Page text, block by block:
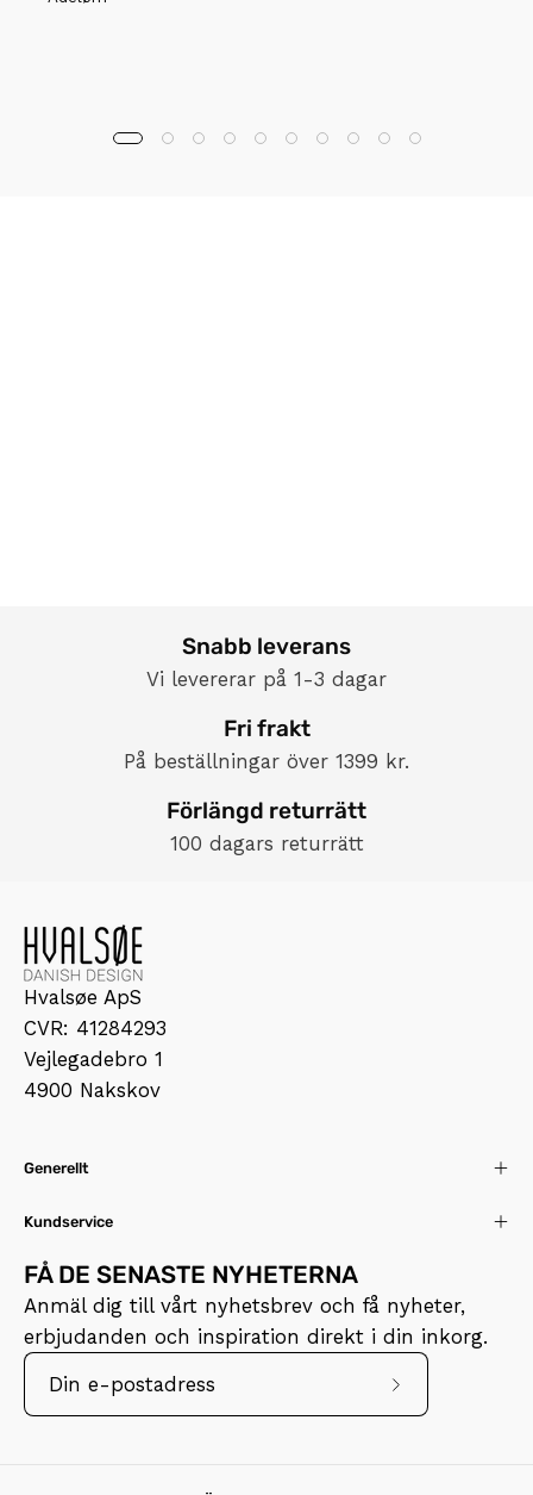
Snabb leverans
Vi levererar på 1-3 dagar
Fri frakt
På beställningar över 1399 kr.
Förlängd returrätt
100 dagars returrätt
Hvalsøe ApS
CVR: 41284293
Vejlegadebro 1
4900 Nakskov
Generellt
Kundservice
FÅ DE SENASTE NYHETERNA
Anmäl dig till vårt nyhetsbrev och få nyheter,
erbjudanden och inspiration direkt i din inkorg.
Prenumerera